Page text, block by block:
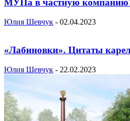
МУПа в частную
Юлия Шевчук - 02.04.2023
«Лабиновки». Цитаты
Юлия Шевчук - 22.02.2023